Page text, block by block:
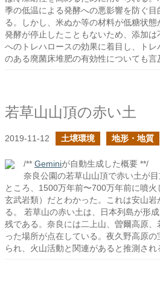
季の低温による発酵への悪影響を防ぐ
る。しかし、米ぬか等の材料が低糖状
発酵が停止したこともないため、添加
へのトレハロースの効果に着目し、ト
のある廃菌床堆肥の有効性についても言
若草山山頂の赤い土
2019-11-12 土壌環境 地形・地質
/** Geminiが自動生成した概要 **/
奈良公園の若草山山頂で赤い土が
ところ、1500万年前〜700万年前に噴火
玄武岩類）だとわかった。これは安山
る。 若草山の赤い土は、日本列島が形
残である。奈良には二上山、曽爾高原
った場所が点在している。夜久野高原
られ、火山活動と関連があると推測され